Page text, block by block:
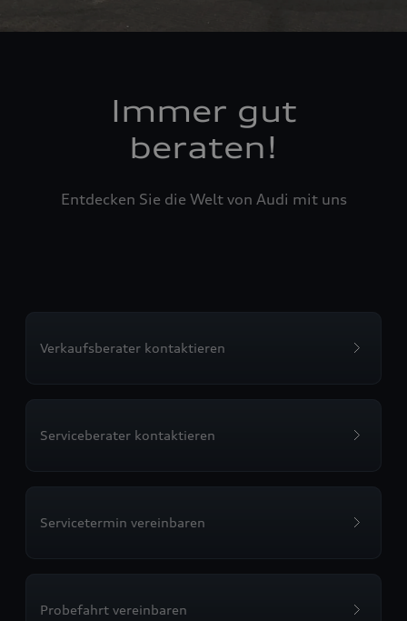
Immer gut
beraten!
Entdecken Sie die Welt von Audi mit uns
Verkaufsberater kontaktieren
Serviceberater kontaktieren
Servicetermin vereinbaren
Probefahrt vereinbaren